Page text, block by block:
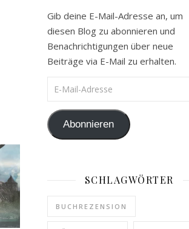
Gib deine E-Mail-Adresse an, um
diesen Blog zu abonnieren und
Benachrichtigungen über neue
Beiträge via E-Mail zu erhalten.
E-Mail-Adresse
Abonnieren
SCHLAGWÖRTER
BUCHREZENSION